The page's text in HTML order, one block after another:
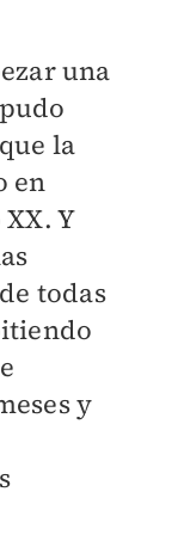
una
la
en
Y
todas
y